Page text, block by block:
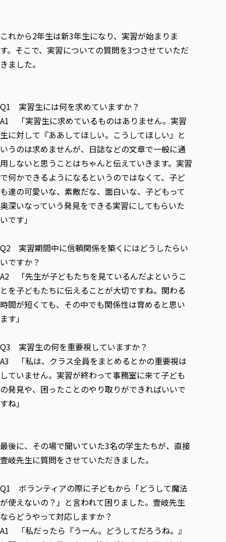
これから2年生は新3年生になり、実習が始まりま
す。そこで、実習についての質問を3つさせていただ
きました。
Q1 実習生には何を求めていますか？
A1 「実習生に求めているものはありません。実習
生に対して『ああしてほしい。こうしてほしい』と
いうのは求めませんが、日誌などの文章で一般に通
用しないと思うことはちゃんと伝えていきます。実習
で何かできるようになるというのではなくて、子ど
も達の可愛いな、素敵だな、面白いな、子どもって
奥深いなっていう発見をできる実習にしてもらいた
いです」
Q2 実習期間中に信頼関係を築くにはどうしたらい
いですか？
A2 「先生が子どもたちを見ているんだよというこ
とを子どもたちに伝えることが大切ですね。関わる
時間が短くても、その中でも関係性は育めると思い
ます」
Q3 実習生の何を重要視していますか？
A3 「私は、クラス全員をまとめるとかの重要視は
していません。実習が終わって事務室に来て子ども
の発見や、困ったことのやり取りができればいいで
すね」
最後に、その場で聞いていた3名の学生たちが、直接
壹岐先生に質問をさせていただきました。
Q1 ボランティアの際に子どもから「どうして魔法
が使えないの？」と言われて困りました。壹岐先生
ならどうやって対応しますか？
A1 「私だったら『うーん。どうしてだろうね。』